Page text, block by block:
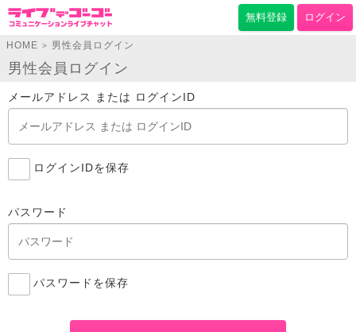
無料登録 ログイン
HOME > 男性会員ログイン
男性会員ログイン
メールアドレス または ログインID
ログインIDを保存
パスワード
パスワードを保存